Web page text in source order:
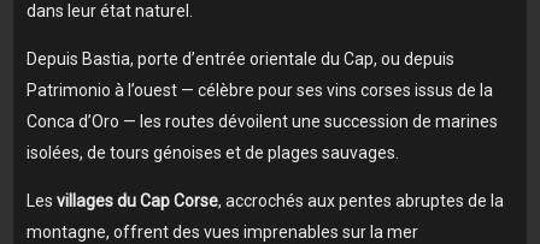
dans leur état naturel.
Depuis Bastia, porte d’entrée orientale du Cap, ou depuis
Patrimonio à l’ouest — célèbre pour ses vins corses issus de la
Conca d’Oro — les routes dévoilent une succession de marines
isolées, de tours génoises et de plages sauvages.
Les villages du Cap Corse, accrochés aux pentes abruptes de la
montagne, offrent des vues imprenables sur la mer